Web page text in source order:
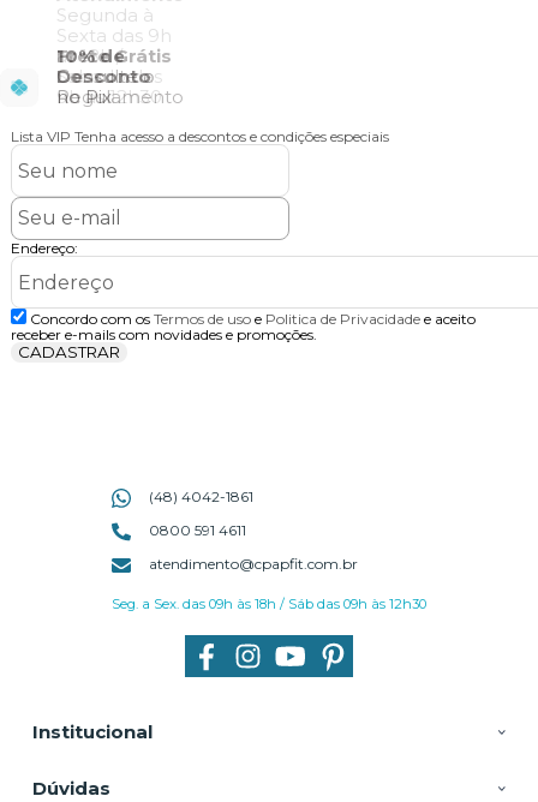
Lista VIP Tenha acesso a descontos e condições especiais
Endereço:
Concordo com os Termos de usoe Politica de Privacidadee aceito
receber e-mails com novidades e promoções.
CADASTRAR
Institucional
Dúvidas
(48) 4042-1861
0800 591 4611
atendimento@cpapfit.com.br
Seg. a Sex. das 09h às 18h / Sáb das 09h às 12h30